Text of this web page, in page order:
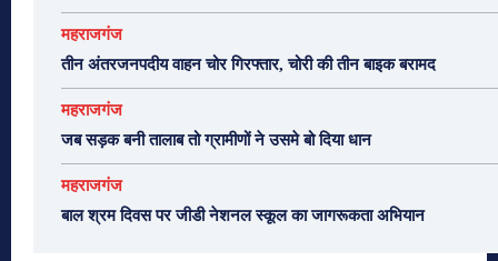
महराजगंज
तीन अंतरजनपदीय वाहन चोर गिरफ्तार, चोरी की तीन बाइक बरामद
महराजगंज
जब सड़क बनी तालाब तो ग्रामीणों ने उसमे बो दिया धान
महराजगंज
बाल श्रम दिवस पर जीडी नेशनल स्कूल का जागरूकता अभियान